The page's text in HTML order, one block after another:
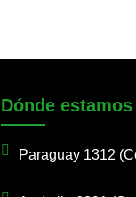
Dónde estamos
Paraguay 1312